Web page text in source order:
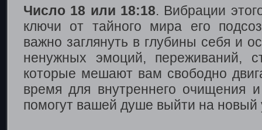
Число 18 или 18:18. Вибрации
ключи от тайного мира его
важно заглянуть в глубины себя и
ненужных эмоций, переживаний,
которые мешают вам свободно
время для внутреннего очищения
помогут вашей душе выйти на новый